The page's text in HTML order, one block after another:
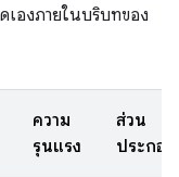
เองภายในบริบทของ
ความ
รุนแรง
ส่วน
ประกอบ